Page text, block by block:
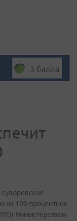
3 балла
на 100-процентное
Министерством